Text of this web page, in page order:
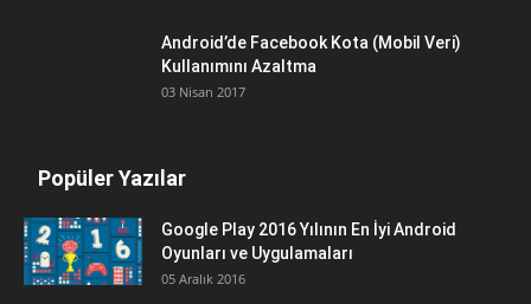
Android’de Facebook Kota (Mobil Veri)
Kullanımını Azaltma
03 Nisan 2017
Popüler Yazılar
Google Play 2016 Yılının En İyi Android
Oyunları ve Uygulamaları
05 Aralık 2016